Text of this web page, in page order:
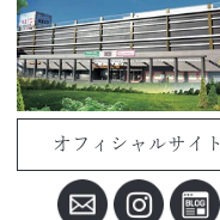
オフィシャルサイト